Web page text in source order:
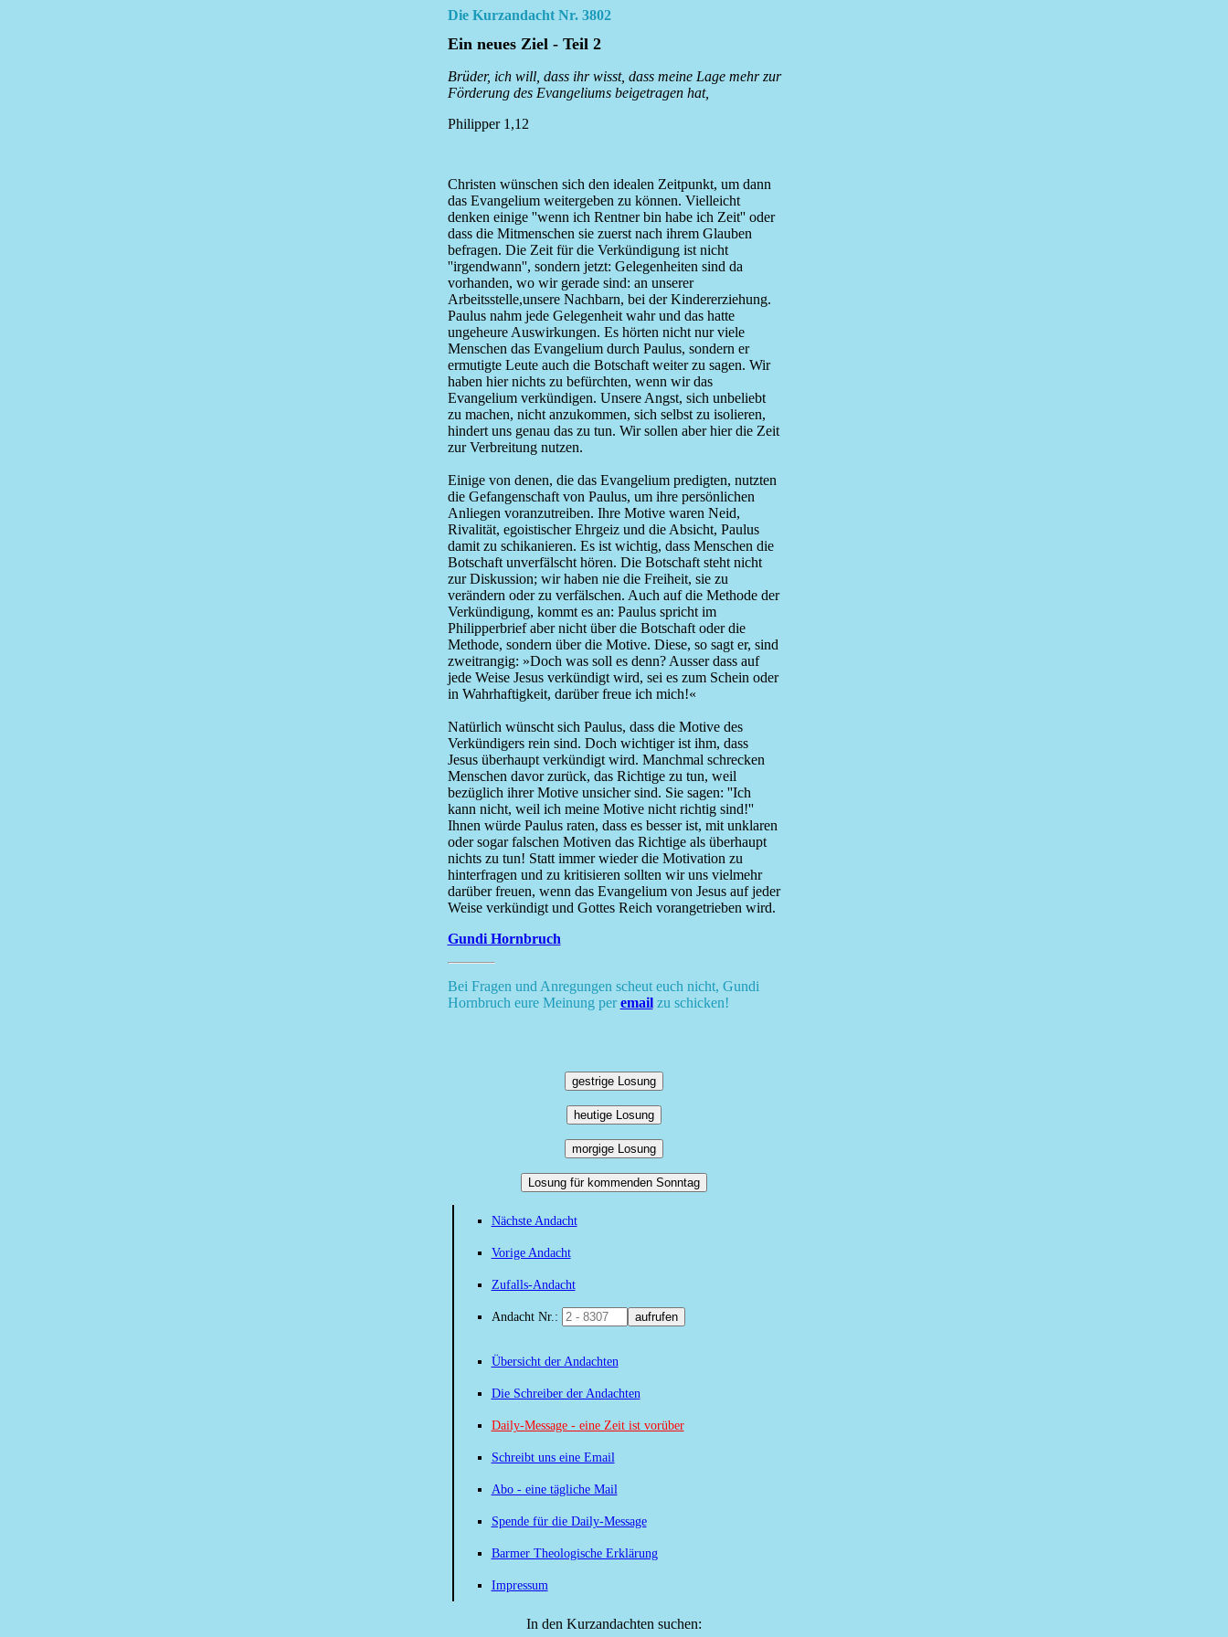
Die Kurzandacht Nr. 3802
Ein neues Ziel - Teil 2
Brüder, ich will, dass ihr wisst, dass meine Lage mehr zur
Förderung des Evangeliums beigetragen hat,
Philipper 1,12
Christen wünschen sich den idealen Zeitpunkt, um dann
das Evangelium weitergeben zu können. Vielleicht
denken einige ''wenn ich Rentner bin habe ich Zeit'' oder
dass die Mitmenschen sie zuerst nach ihrem Glauben
befragen. Die Zeit für die Verkündigung ist nicht
''irgendwann'', sondern jetzt: Gelegenheiten sind da
vorhanden, wo wir gerade sind: an unserer
Arbeitsstelle,unsere Nachbarn, bei der Kindererziehung.
Paulus nahm jede Gelegenheit wahr und das hatte
ungeheure Auswirkungen. Es hörten nicht nur viele
Menschen das Evangelium durch Paulus, sondern er
ermutigte Leute auch die Botschaft weiter zu sagen. Wir
haben hier nichts zu befürchten, wenn wir das
Evangelium verkündigen. Unsere Angst, sich unbeliebt
zu machen, nicht anzukommen, sich selbst zu isolieren,
hindert uns genau das zu tun. Wir sollen aber hier die Zeit
zur Verbreitung nutzen.
Einige von denen, die das Evangelium predigten, nutzten
die Gefangenschaft von Paulus, um ihre persönlichen
Anliegen voranzutreiben. Ihre Motive waren Neid,
Rivalität, egoistischer Ehrgeiz und die Absicht, Paulus
damit zu schikanieren. Es ist wichtig, dass Menschen die
Botschaft unverfälscht hören. Die Botschaft steht nicht
zur Diskussion; wir haben nie die Freiheit, sie zu
verändern oder zu verfälschen. Auch auf die Methode der
Verkündigung, kommt es an: Paulus spricht im
Philipperbrief aber nicht über die Botschaft oder die
Methode, sondern über die Motive. Diese, so sagt er, sind
zweitrangig: »Doch was soll es denn? Ausser dass auf
jede Weise Jesus verkündigt wird, sei es zum Schein oder
in Wahrhaftigkeit, darüber freue ich mich!«
Natürlich wünscht sich Paulus, dass die Motive des
Verkündigers rein sind. Doch wichtiger ist ihm, dass
Jesus überhaupt verkündigt wird. Manchmal schrecken
Menschen davor zurück, das Richtige zu tun, weil
bezüglich ihrer Motive unsicher sind. Sie sagen: ''Ich
kann nicht, weil ich meine Motive nicht richtig sind!''
Ihnen würde Paulus raten, dass es besser ist, mit unklaren
oder sogar falschen Motiven das Richtige als überhaupt
nichts zu tun! Statt immer wieder die Motivation zu
hinterfragen und zu kritisieren sollten wir uns vielmehr
darüber freuen, wenn das Evangelium von Jesus auf jeder
Weise verkündigt und Gottes Reich vorangetrieben wird.
Gundi Hornbruch
Bei Fragen und Anregungen scheut euch nicht, Gundi
Hornbruch eure Meinung peremailzu schicken!
gestrige Losung
heutige Losung
morgige Losung
Losung für kommenden Sonntag
Nächste Andacht
Vorige Andacht
Zufalls-Andacht
Andacht Nr.: aufrufen
Übersicht der Andachten
Die Schreiber der Andachten
Daily-Message - eine Zeit ist vorüber
Schreibt uns eine Email
Abo - eine tägliche Mail
Spende für die Daily-Message
Barmer Theologische Erklärung
Impressum
In den Kurzandachten suchen: